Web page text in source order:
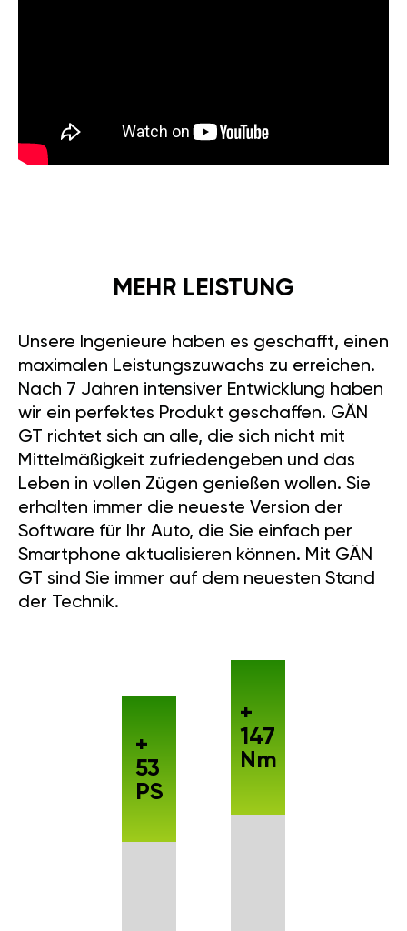
MEHR LEISTUNG
Unsere Ingenieure haben es geschafft, einen
maximalen Leistungszuwachs zu erreichen.
Nach 7 Jahren intensiver Entwicklung haben
wir ein perfektes Produkt geschaffen. GÄN
GT richtet sich an alle, die sich nicht mit
Mittelmäßigkeit zufriedengeben und das
Leben in vollen Zügen genießen wollen. Sie
erhalten immer die neueste Version der
Software für Ihr Auto, die Sie einfach per
Smartphone aktualisieren können. Mit GÄN
GT sind Sie immer auf dem neuesten Stand
der Technik.
+
53
PS
+
147
Nm